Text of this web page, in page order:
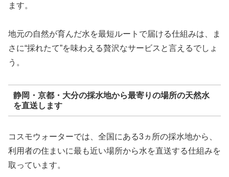
ます。
地元の自然が育んだ水を最短ルートで届ける仕組みは、ま
さに“採れたて”を味わえる贅沢なサービスと言えるでしょ
う。
静岡・京都・大分の採水地から最寄りの場所の天然水
を直送します
コスモウォーターでは、全国にある3ヵ所の採水地から、
利用者の住まいに最も近い場所から水を直送する仕組みを
取っています。